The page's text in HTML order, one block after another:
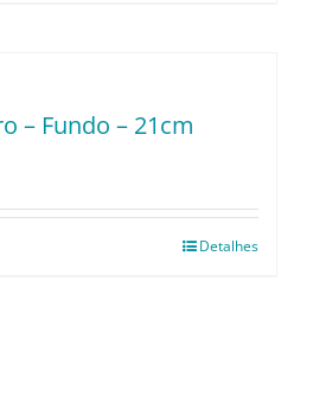
– Fundo – 21cm
Detalhes